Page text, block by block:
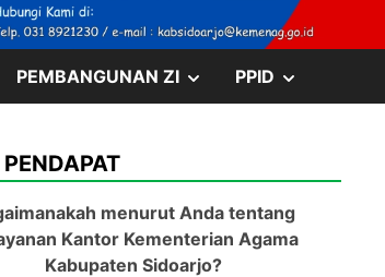
PEMBANGUNAN ZI SHOW
MENU
PPID
MENU
menurut Anda tentang
Kantor Kementerian Agama
Kabupaten Sidoarjo?